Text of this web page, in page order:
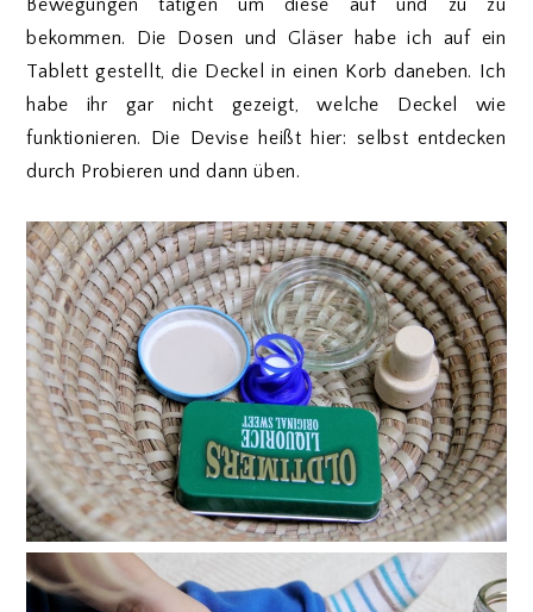
Bewegungen tätigen um diese auf und zu zu
bekommen. Die Dosen und Gläser habe ich auf ein
Tablett gestellt, die Deckel in einen Korb daneben. Ich
habe ihr gar nicht gezeigt, welche Deckel wie
funktionieren. Die Devise heißt hier: selbst entdecken
durch Probieren und dann üben.